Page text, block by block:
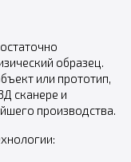
образец.
или прототип,
сканере и
производства.